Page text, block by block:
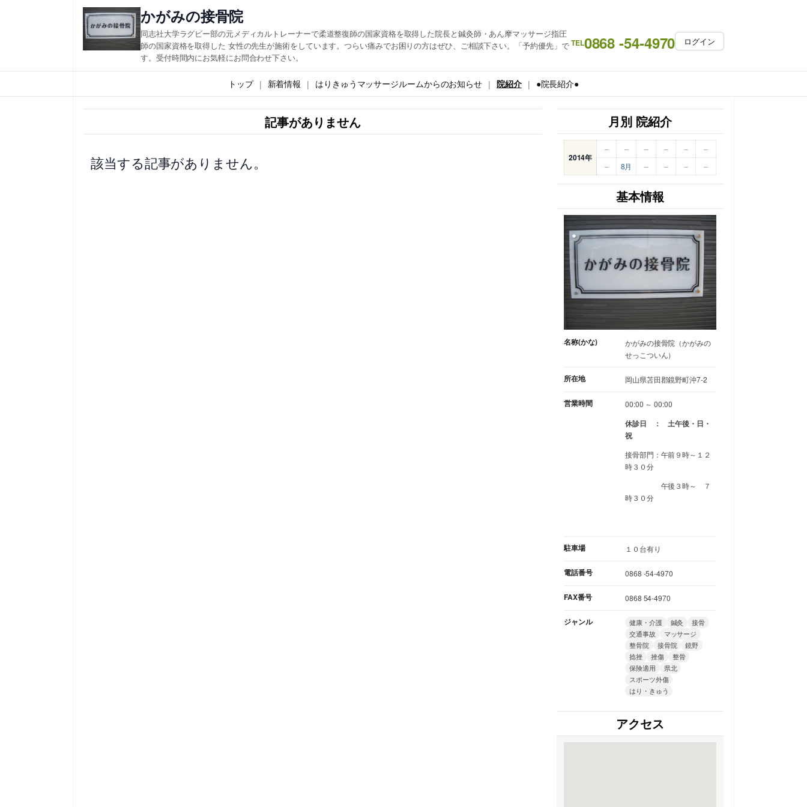
ッ
かがみの接骨院
同志社大学ラグビー部の元メディカルトレーナーで柔道整復師の国家資格を取得した院長と鍼灸師・あん摩マッサージ指圧
師の国家資格を取得した 女性の先生が施術をしています。つらい痛みでお困りの方はぜひ、ご相談下さい。「予約優先」で
す。受付時間内にお気軽にお問合わせ下さい。
TEL0868 -54-4970 ログイン
トップ 新着情報 はりきゅうマッサージルームからのお知らせ 院紹介 ●院長紹介●
記事がありません
該当する記事がありません。
月別 院紹介
2014年
– – – – –
–
–
8月 – – – –
基本情報
名称(かな)
かがみの接骨院（かがみの
せっこついん）
所在地 岡山県苫田郡鏡野町沖7-2
営業時間 00:00 ～ 00:00
休診日 ： 土午後・日・
祝
接骨部門：午前９時～１２
時３０分
午後３時～ ７
時３０分
駐車場 １０台有り
電話番号 0868 -54-4970
FAX番号 0868 54-4970
ジャンル 健康・介護 鍼灸
接骨
交通事故
マッサージ
整骨院
接骨院
鏡野
捻挫
挫傷
整骨
保険適用
県北
スポーツ外傷
はり・きゅう
アクセス